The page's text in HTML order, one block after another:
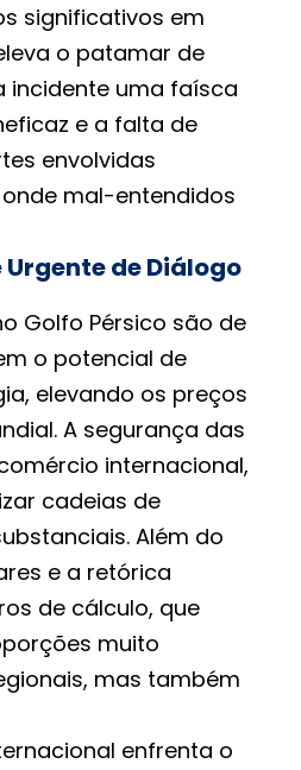
significativos em
o patamar de
incidente uma faísca
e a falta de
envolvidas
mal-entendidos
de Diálogo
Golfo Pérsico são de
o potencial de
elevando os preços
A segurança das
internacional,
cadeias de
Além do
e a retórica
de cálculo, que
muito
mas também
enfrenta o